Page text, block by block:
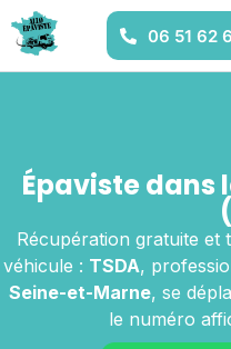
06 51 62
Épaviste dans
Récupération gratuite et
véhicule : TSDA,
Seine-et-Marne, se
le numéro